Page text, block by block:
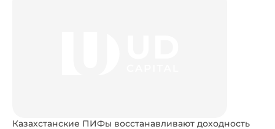
Казахстанские ПИФы восстанавливают доходность